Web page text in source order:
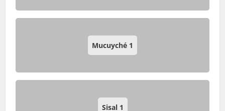
Mucuyché 1
Sisal 1